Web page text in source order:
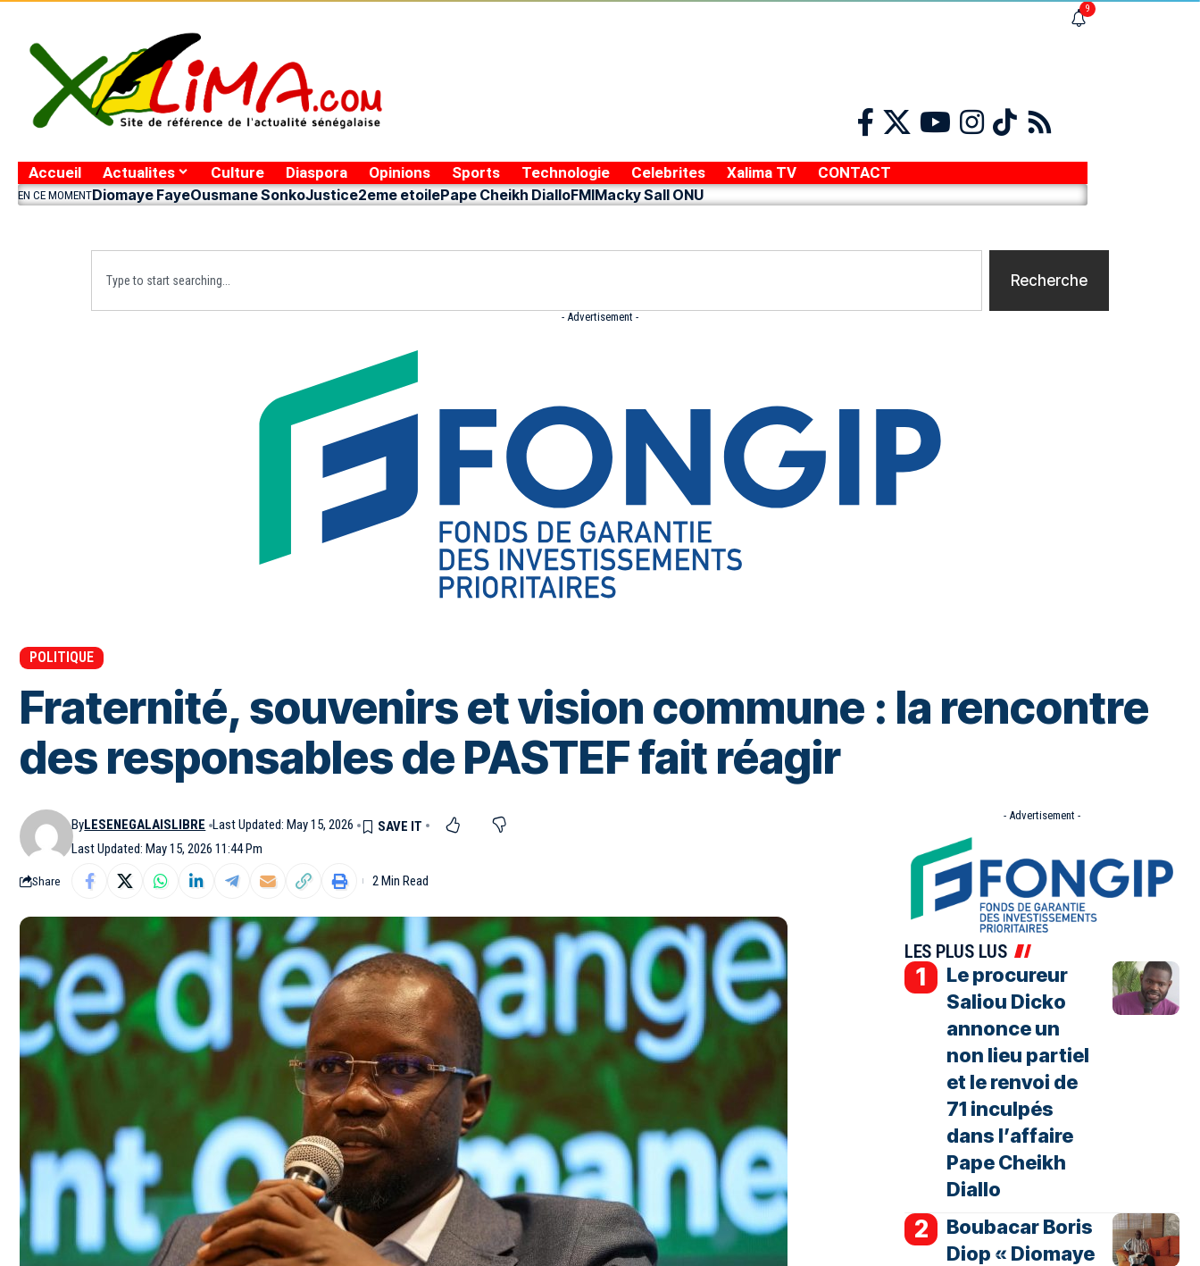
9
Accueil Actualites Culture Diaspora Opinions Sports Technologie Celebrites Xalima TV CONTACT
EN CE MOMENTDiomaye FayeOusmane SonkoJustice2eme etoilePape Cheikh DialloFMIMacky Sall ONU
Recherche
- Advertisement -
POLITIQUE
Fraternité, souvenirs et vision commune : la rencontre
des responsables de PASTEF fait réagir
Last Updated: May 15, 2026 11:44 Pm
ByLESENEGALAISLIBRE Last Updated: May 15, 2026
Share 2 Min Read
- Advertisement -
LES PLUS LUS
Le procureur
Saliou Dicko
annonce un
non lieu partiel
et le renvoi de
71 inculpés
dans l’affaire
Pape Cheikh
Diallo
Boubacar Boris
Diop « Diomaye